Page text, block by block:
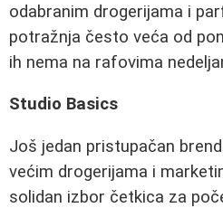
odabranim drogerijama i
potražnja često veća od
ih nema na rafovima
Studio Basics
Još jedan pristupačan
većim drogerijama i
solidan izbor četkica za